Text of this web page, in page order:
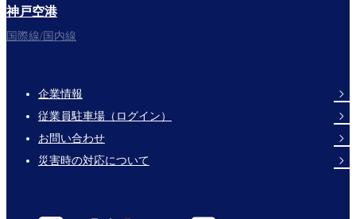
神戸空港
国際線/国内線
Footer
Links
企業情報
従業員駐車場（ログイン）
お問い合わせ
災害時の対応について